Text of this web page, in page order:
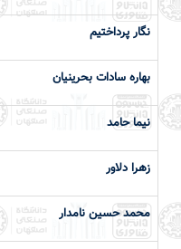
نگار پرداختیم
بهاره سادات بحرینیان
نیما حامد
زهرا دلاور
محمد حسین نامدار